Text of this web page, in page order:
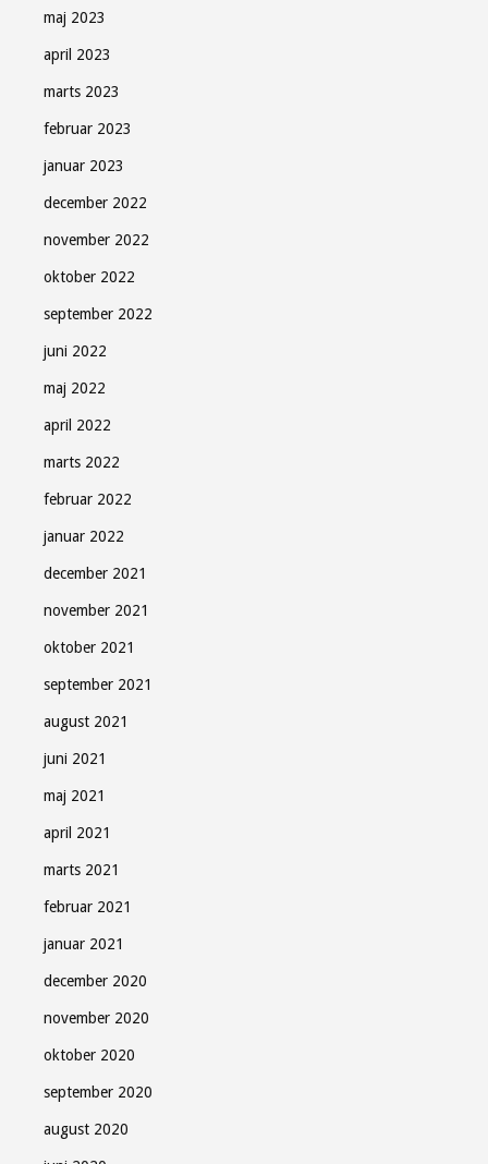
maj 2023
april 2023
marts 2023
februar 2023
januar 2023
december 2022
november 2022
oktober 2022
september 2022
juni 2022
maj 2022
april 2022
marts 2022
februar 2022
januar 2022
december 2021
november 2021
oktober 2021
september 2021
august 2021
juni 2021
maj 2021
april 2021
marts 2021
februar 2021
januar 2021
december 2020
november 2020
oktober 2020
september 2020
august 2020